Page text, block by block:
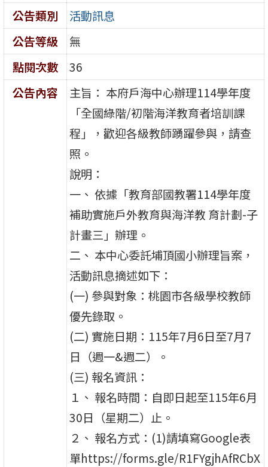
公告類別
活動訊息
公告等級
無
點閱次數
36
公告內容
主旨： 本府戶海中心辦理114學年度
「全國綠階/初階海洋教育者培訓課
程」，歡迎各級教師踴躍參與，請查
照。
說明：
一、 依據「教育部國教署114學年度
補助實施戶外教育與海洋教 育計劃-子
計畫三」辦理。
二、 本中心委託埔頂國小辦理旨案，
活動訊息摘述如下：
(一) 參與對象：桃園市各級學校教師
優先錄取。
(二) 實施日期：115年7月6日至7月7
日（週一&週二）。
(三) 報名資訊：
１、 報名時間：自即日起至115年6月
30日（星期二）止。
２、 報名方式：(1)請填寫Google表
單https://forms.gle/R1FYgjhAfRCbX